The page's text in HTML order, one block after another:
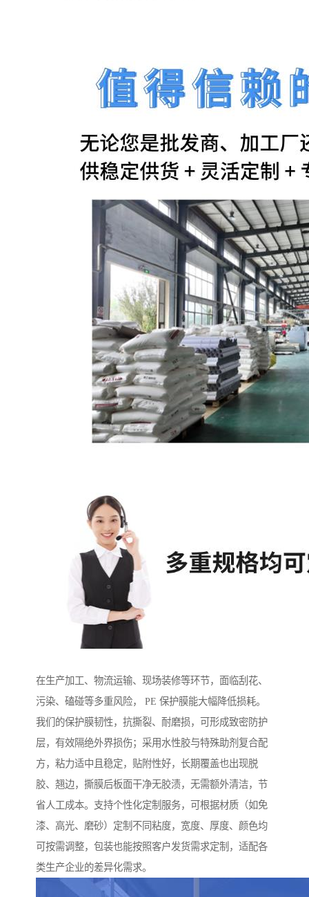
在生产加工、物流运输、现场装修等环节，面临刮花、
污染、磕碰等多重风险， PE 保护膜能大幅降低损耗。
我们的保护膜韧性，抗撕裂、耐磨损，可形成致密防护
层，有效隔绝外界损伤；采用水性胶与特殊助剂复合配
方，粘力适中且稳定，贴附性好，长期覆盖也出现脱
胶、翘边，撕膜后板面干净无胶渍，无需额外清洁，节
省人工成本。支持个性化定制服务，可根据材质（如免
漆、高光、磨砂）定制不同粘度，宽度、厚度、颜色均
可按需调整，包装也能按照客户发货需求定制，适配各
类生产企业的差异化需求。